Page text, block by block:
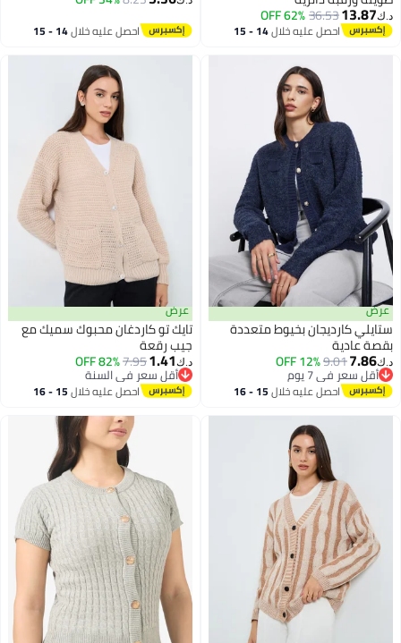
د.ك‏13.87
36.53
62% OFF
احصل عليه خلال 14 - 15 احصل عليه خلال 14 - 15
عرض
ستايلي كارديجان بخيوط متعددة
بقصة عادية
د.ك‏7.86
9.01
12% OFF
أقل سعر في 7 يوم
أقل سعر في 7 يوماحصل عليه خلال 15 - 16
عرض
تايك تو كاردغان محبوك سميك مع
جيب رقعة
د.ك‏1.41
7.95
82% OFF
أقل سعر في السنة
أقل سعر في السنة
احصل عليه خلال 15 - 16